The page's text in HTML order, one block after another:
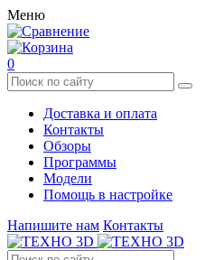
Меню
0
Доставка и оплата
Контакты
Обзоры
Программы
Модели
Помощь в настройке
Напишите нам Контакты